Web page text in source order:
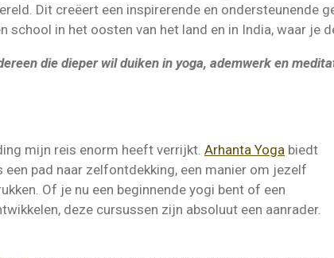
Dit creëert een inspirerende en ondersteunende
school in het oosten van het land en in India, waar je
die dieper wil duiken in yoga, ademwerk en
mijn reis enorm heeft verrijkt. Arhanta Yoga biedt
pad naar zelfontdekking, een manier om jezelf
Of je nu een beginnende yogi bent of een
deze cursussen zijn absoluut een aanrader.